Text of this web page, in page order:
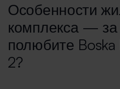
Особенности
комплекса —
полюбите Boska
2?